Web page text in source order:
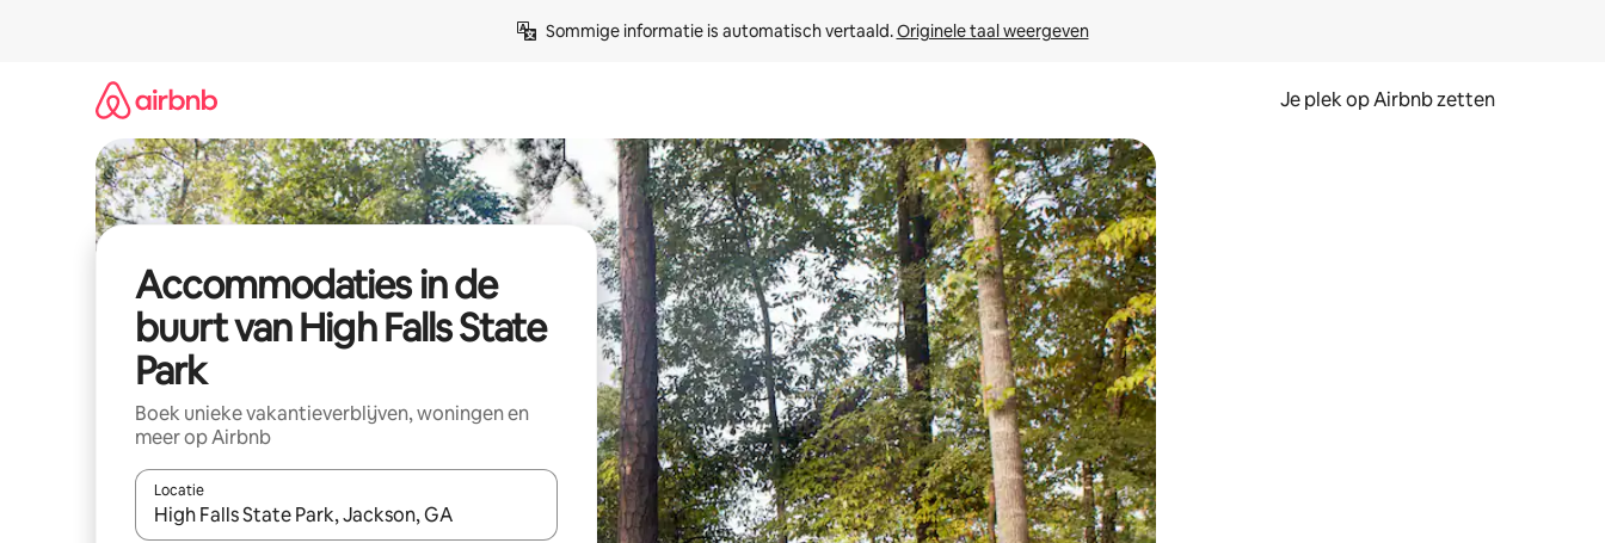
Sommige informatie is automatisch vertaald. Originele taal weergeven
Je plek op Airbnb zetten
Accommodaties in de
buurt van High Falls State
Park
Boek unieke vakantieverblijven, woningen en
meer op Airbnb
Locatie
Wanneer er resultaten beschikbaar zijn, maak je een keuze met je de pijltjestoetsen omhoog en omlaag, óf door te tikken of swipen.